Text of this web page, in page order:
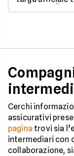
per controllare
vincoli in
Cerchi
assicurativi
pagina trovi sia
intermediari con
collaborazione,